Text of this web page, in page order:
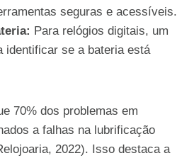
seguras e acessíveis.
Para relógios digitais, um
identificar se a bateria está
70% dos problemas em
a falhas na lubrificação
2022). Isso destaca a